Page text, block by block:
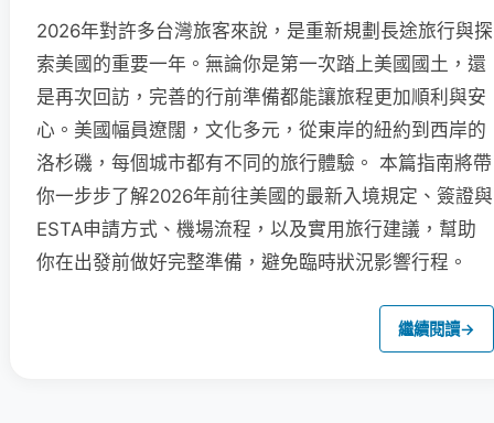
2026年對許多台灣旅客來說，是重新規劃長途旅行與探
索美國的重要一年。無論你是第一次踏上美國國土，還
是再次回訪，完善的行前準備都能讓旅程更加順利與安
心。美國幅員遼闊，文化多元，從東岸的紐約到西岸的
洛杉磯，每個城市都有不同的旅行體驗。 本篇指南將帶
你一步步了解2026年前往美國的最新入境規定、簽證與
ESTA申請方式、機場流程，以及實用旅行建議，幫助
你在出發前做好完整準備，避免臨時狀況影響行程。
繼續閱讀→